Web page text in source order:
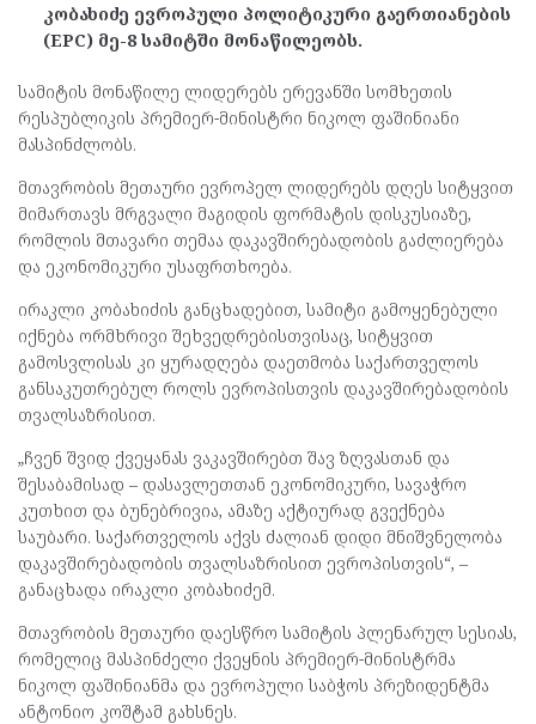
კობახიძე ევროპული პოლიტიკური გაერთიანების
(EPC) მე-8 სამიტში მონაწილეობს.
სამიტის მონაწილე ლიდერებს ერევანში სომხეთის
რესპუბლიკის პრემიერ-მინისტრი ნიკოლ ფაშინიანი
მასპინძლობს.
მთავრობის მეთაური ევროპელ ლიდერებს დღეს სიტყვით
მიმართავს მრგვალი მაგიდის ფორმატის დისკუსიაზე,
რომლის მთავარი თემაა დაკავშირებადობის გაძლიერება
და ეკონომიკური უსაფრთხოება.
ირაკლი კობახიძის განცხადებით, სამიტი გამოყენებული
იქნება ორმხრივი შეხვედრებისთვისაც, სიტყვით
გამოსვლისას კი ყურადღება დაეთმობა საქართველოს
განსაკუთრებულ როლს ევროპისთვის დაკავშირებადობის
თვალსაზრისით.
„ჩვენ შვიდ ქვეყანას ვაკავშირებთ შავ ზღვასთან და
შესაბამისად – დასავლეთთან ეკონომიკური, სავაჭრო
კუთხით და ბუნებრივია, ამაზე აქტიურად გვექნება
საუბარი. საქართველოს აქვს ძალიან დიდი მნიშვნელობა
დაკავშირებადობის თვალსაზრისით ევროპისთვის“, –
განაცხადა ირაკლი კობახიძემ.
მთავრობის მეთაური დაესწრო სამიტის პლენარულ სესიას,
რომელიც მასპინძელი ქვეყნის პრემიერ-მინისტრმა
ნიკოლ ფაშინიანმა და ევროპული საბჭოს პრეზიდენტმა
ანტონიო კოშტამ გახსნეს.